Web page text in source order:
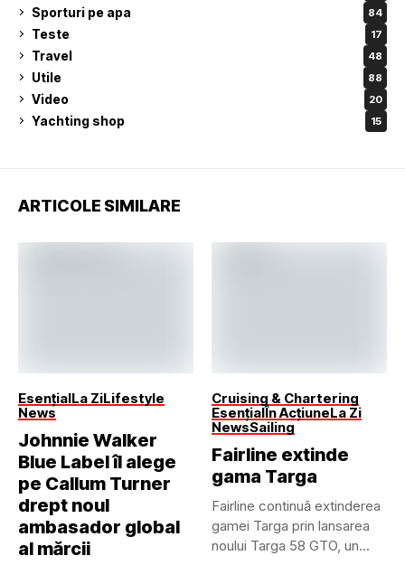
Sporturi pe apa 84
Teste 17
Travel 48
Utile 88
Video 20
Yachting shop 15
ARTICOLE SIMILARE
EsențialLa ZiLifestyle
News
Johnnie Walker
Blue Label îl alege
pe Callum Turner
drept noul
ambasador global
al mărcii
Cruising & Chartering
EsențialÎn AcțiuneLa Zi
NewsSailing
Fairline extinde
gama Targa
Fairline continuă extinderea
gamei Targa prin lansarea
noului Targa 58 GTO, un...